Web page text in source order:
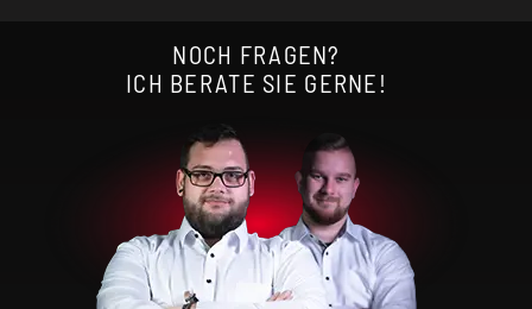
NOCH FRAGEN?
ICH BERATE SIE GERNE!